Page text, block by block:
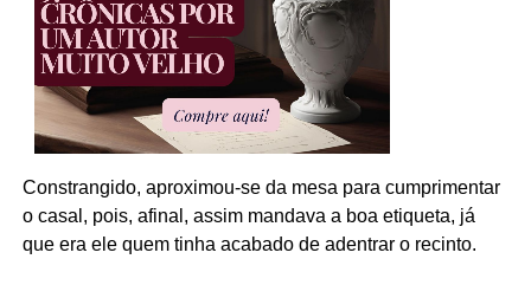
Constrangido, aproximou-se da mesa para cumprimentar
o casal, pois, afinal, assim mandava a boa etiqueta, já
que era ele quem tinha acabado de adentrar o recinto.